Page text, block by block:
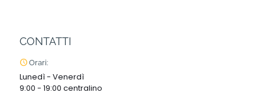
CONTATTI
Orari:
Lunedì - Venerdì
9:00 - 19:00 centralino